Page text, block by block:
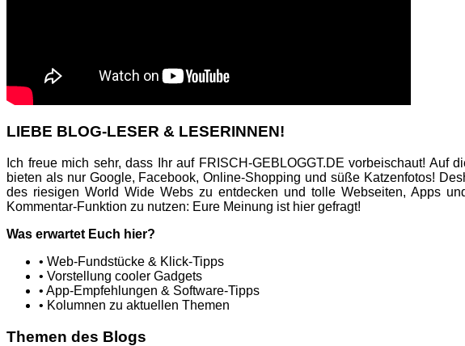
LIEBE BLOG-LESER & LESERINNEN!
Ich freue mich sehr, dass Ihr auf FRISCH-GEBLOGGT.DE vorbeischaut! Auf
bieten als nur Google, Facebook, Online-Shopping und süße Katzenfotos!
des riesigen World Wide Webs zu entdecken und tolle Webseiten, Apps
Kommentar-Funktion zu nutzen: Eure Meinung ist hier gefragt!
Was erwartet Euch hier?
• Web-Fundstücke & Klick-Tipps
• Vorstellung cooler Gadgets
• App-Empfehlungen & Software-Tipps
• Kolumnen zu aktuellen Themen
Themen des Blogs